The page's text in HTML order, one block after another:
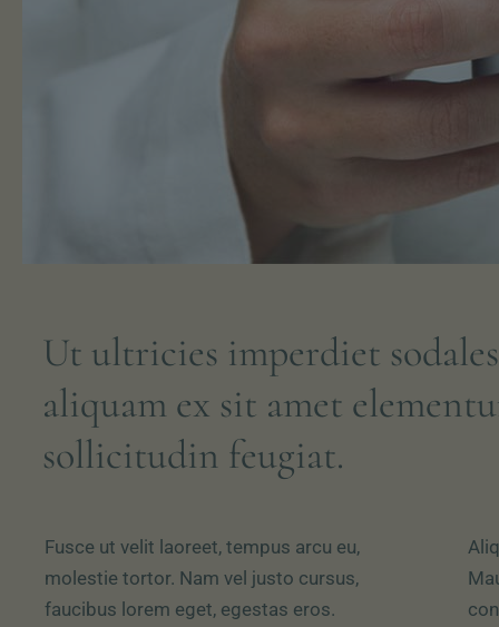
Ut ultricies imperdiet
aliquam ex sit amet
sollicitudin feugiat.
Fusce ut velit laoreet, tempus arcu eu,
molestie tortor. Nam vel justo cursus,
faucibus lorem eget, egestas eros.